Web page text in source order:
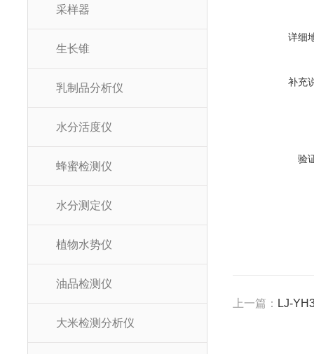
采样器
生长锥
乳制品分析仪
水分活度仪
蜂蜜检测仪
水分测定仪
植物水势仪
油品检测仪
大米检测分析仪
详细
补充
验
上一篇： LJ-